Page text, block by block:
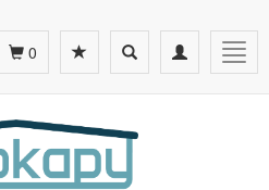
Toggle
navigation
Toggle
search
0